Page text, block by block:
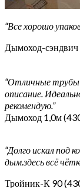
“Все хорошо
Дымоход-
“Отличные
описание.
рекомендую.”
Дымоход 1,0м
“Долго искал под
дым.здесь всё
Тройник-К 90